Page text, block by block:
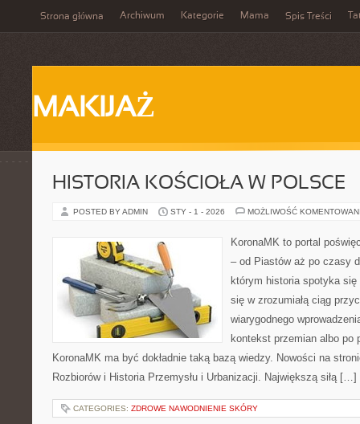
Strona główna Archiwum Kategorie Mama Spis Treści
MAKIJAŻ
HISTORIA KOŚCIOŁA W POLSCE
POSTED BY ADMIN STY - 1 - 2026 MOŻLIWOŚĆ
KoronaMK to portal
– od Piastów aż po czasy
którym historia spotyka
się w zrozumiałą ciąg
wiarygodnego
kontekst przemian albo
KoronaMK ma być dokładnie taką bazą wiedzy. Nowości na
Rozbiorów i Historia Przemysłu i Urbanizacji. Największą siłą […]
CATEGORIES: ZDROWE NAWODNIENIE SKÓRY